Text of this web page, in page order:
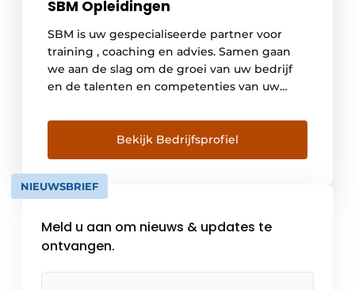
SBM Opleidingen
SBM is uw gespecialiseerde partner voor
training , coaching en advies. Samen gaan
we aan de slag om de groei van uw bedrijf
en de talenten en competenties van uw
dan 1909 trainers en coaches en een team
van gespecialiseerde productontwikkelaars
zorgenvoor de integrale aanpak van talent-
en competentieontwikkeling. Onze […]
Bekijk Bedrijfsprofiel
NIEUWSBRIEF
Meld u aan om nieuws & updates te
ontvangen.